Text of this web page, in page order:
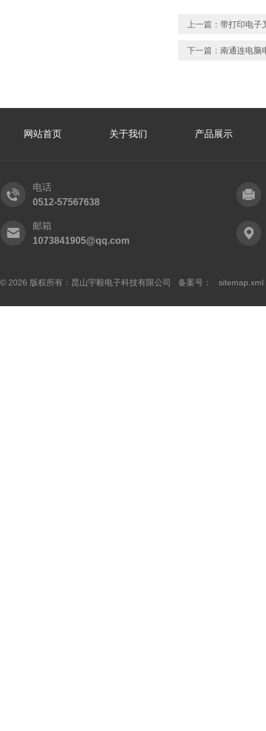
上一篇： 带打印电子
下一篇： 南通连电脑
网站首页 关于我们 产品展示
电话
0512-57567638
邮箱
1073841905@qq.com
© 2026 版权所有：昆山宇毅电子科技有限公司 备案号： sitemap.xml